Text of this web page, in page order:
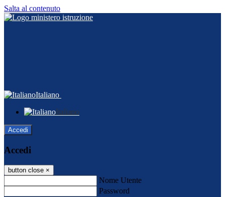
Salta al contenuto
Italiano
Italiano
Accedi
Accedi
button close ×
Nome Utente
Password